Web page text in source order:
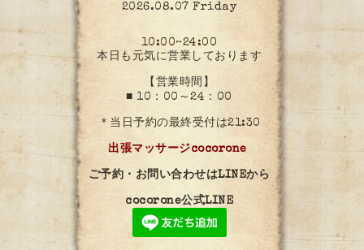
2026.08.07 Friday
10:00~24:00
本日も元気に営業しております
【営業時間】
■ 10：00～24：00
＊当日予約の最終受付は21:30
出張マッサージcocorone
ご予約・お問い合わせはLINEから
cocorone公式LINE